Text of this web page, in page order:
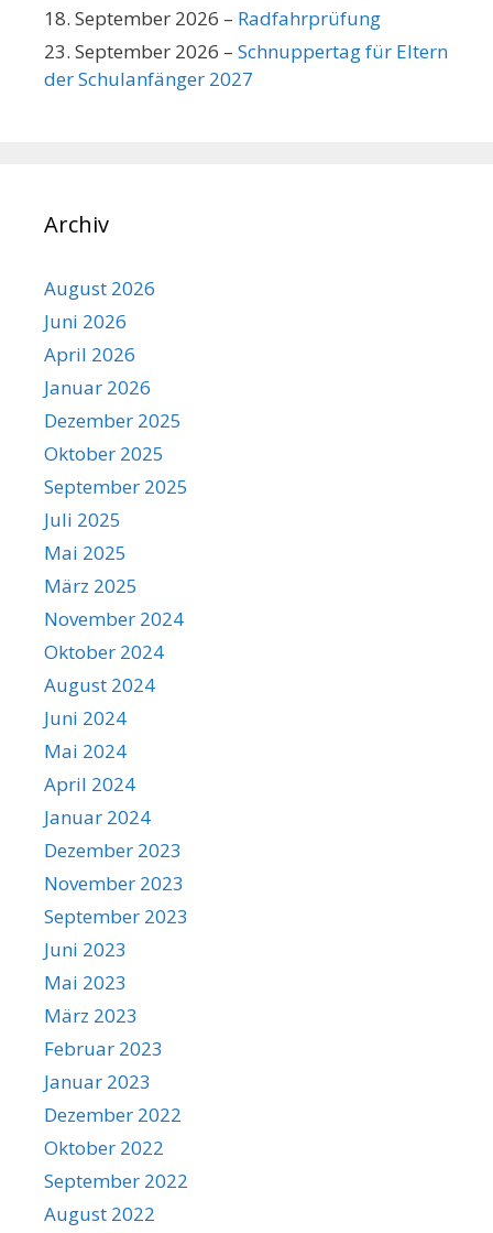
18. September 2026 – Radfahrprüfung
23. September 2026 – Schnuppertag für Eltern
der Schulanfänger 2027
Archiv
August 2026
Juni 2026
April 2026
Januar 2026
Dezember 2025
Oktober 2025
September 2025
Juli 2025
Mai 2025
März 2025
November 2024
Oktober 2024
August 2024
Juni 2024
Mai 2024
April 2024
Januar 2024
Dezember 2023
November 2023
September 2023
Juni 2023
Mai 2023
März 2023
Februar 2023
Januar 2023
Dezember 2022
Oktober 2022
September 2022
August 2022